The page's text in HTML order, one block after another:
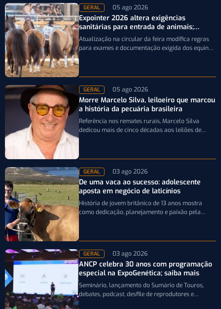
GERAL 05 ago 2026
Expointer 2026 altera exigências
sanitárias para entrada de animais;
entenda
Atualização na circular da feira modifica regras
para exames e documentação exigida dos equinos
GERAL 05 ago 2026
Morre Marcelo Silva, leiloeiro que marcou
a história da pecuária brasileira
Referência nos remates rurais, Marcelo Silva
dedicou mais de cinco décadas aos leilões de
GERAL 03 ago 2026
De uma vaca ao sucesso: adolescente
aposta em negócio de laticínios
História de jovem britânico de 13 anos mostra
como dedicação, planejamento e paixão pela
GERAL 03 ago 2026
ANCP celebra 30 anos com programação
especial na ExpoGenética; saiba mais
Seminário, lançamento do Sumário de Touros,
debates, podcast, desfile de reprodutores e